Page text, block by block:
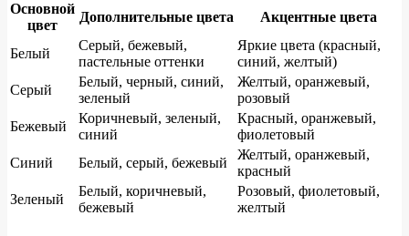
Основной
цвет
Дополнительные цвета Акцентные цвета
Белый
Серый, бежевый,
пастельные оттенки
Яркие цвета (красный,
синий, желтый)
Серый
Белый, черный, синий,
зеленый
Желтый, оранжевый,
розовый
Бежевый
Коричневый, зеленый,
синий
Красный, оранжевый,
фиолетовый
Синий
Белый, серый, бежевый
Желтый, оранжевый,
красный
Зеленый
Белый, коричневый,
бежевый
Розовый, фиолетовый,
желтый